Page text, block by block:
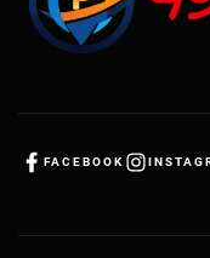
FACEBOOK